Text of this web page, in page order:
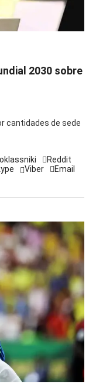
2030 sobre
cantidades de sede
Reddit
Viber Email